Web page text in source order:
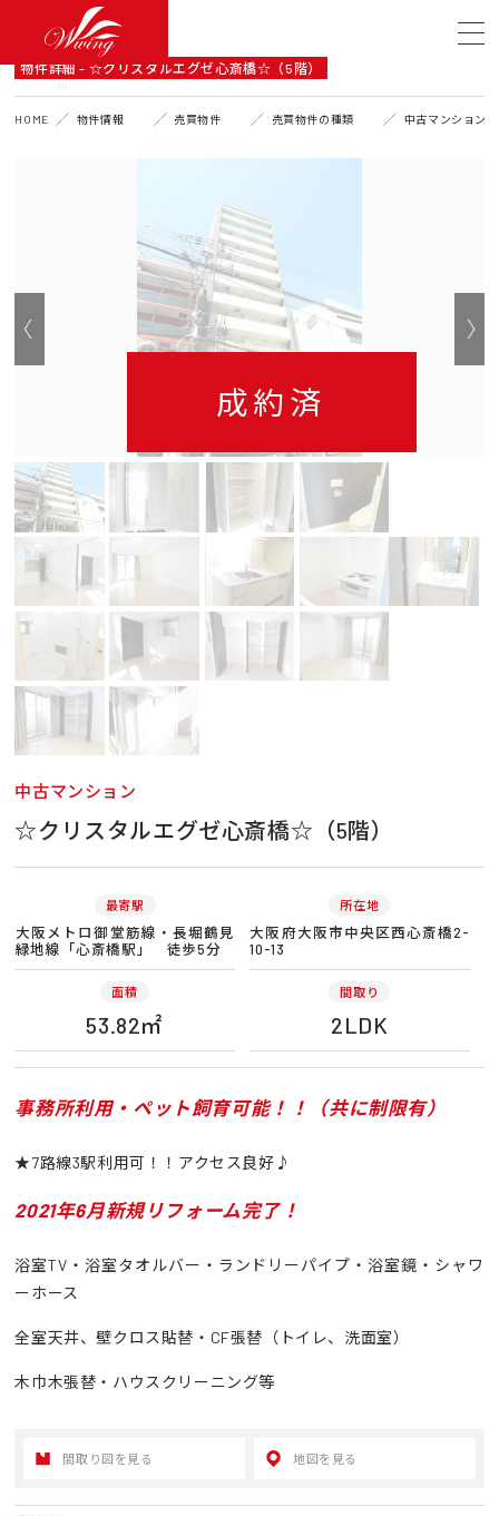
DETAIL
物件詳細 - ☆クリスタルエグゼ心斎橋☆（5階）
HOME 物件情報 売買物件 売買物件の種類 中古マンション
成約済
中古マンション
☆クリスタルエグゼ心斎橋☆（5階）
最寄駅
大阪メトロ御堂筋線・長堀鶴見
緑地線「心斎橋駅」 徒歩5分
所在地
大阪府大阪市中央区西心斎橋2-
10-13
面積
53.82㎡
間取り
2LDK
事務所利用・ペット飼育可能！！（共に制限有）
★7路線3駅利用可！！アクセス良好♪
2021年6月新規リフォーム完了！
浴室TV・浴室タオルバー・ランドリーパイプ・浴室鏡・シャワ
ーホース
全室天井、壁クロス貼替・CF張替（トイレ、洗面室）
木巾木張替・ハウスクリーニング等
間取り図を見る 地図を見る